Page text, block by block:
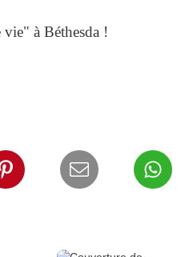
à Béthesda !